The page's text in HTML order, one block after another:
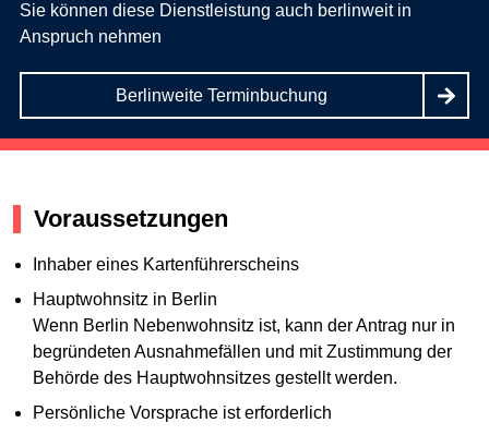
Sie können diese Dienstleistung auch berlinweit in
Anspruch nehmen
Berlinweite Terminbuchung
Voraussetzungen
Inhaber eines Kartenführerscheins
Hauptwohnsitz in Berlin
Wenn Berlin Nebenwohnsitz ist, kann der Antrag nur in
begründeten Ausnahmefällen und mit Zustimmung der
Behörde des Hauptwohnsitzes gestellt werden.
Persönliche Vorsprache ist erforderlich